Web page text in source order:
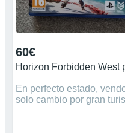
60€
Horizon Forbidden West
En perfecto estado,
solo cambio por gran